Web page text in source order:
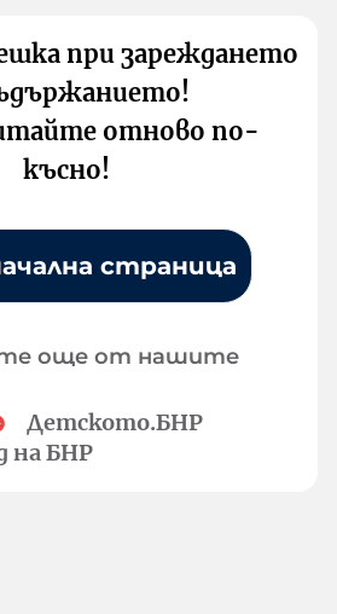
при зареждането
отново по-
късно!
страница
още от нашите
Детското.БНР
на БНР